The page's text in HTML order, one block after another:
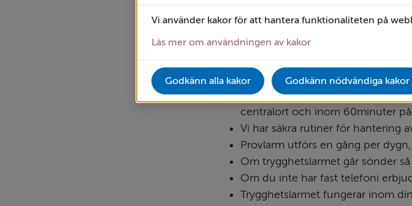
Vi använder kakor för att hantera funktionaliteten på
Läs mer om användningen av kakor
Godkänn alla kakor Godkänn nödvändiga kakor
Vi lovar
Trygghetslarmet installeras inom
Vid installationen informeras du
Personalen har synlig
Vid larm får du telefonkontakt
larm besvaras omgående och
centralort och inom 60minuter på
Vi har säkra rutiner för hantering
Provlarm utförs en gång per
Om trygghetslarmet går sönder
Om du inte har fast telefoni
Trygghetslarmet fungerar inom